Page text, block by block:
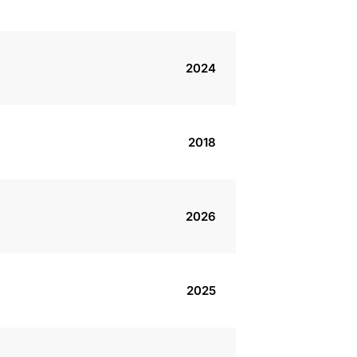
2024
2018
2026
2025